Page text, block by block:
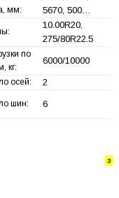
мм:
5670, 500…
10.00R20,
275/80R22.5
по
кг:
6000/10000
осей: 2
шин: 6
3